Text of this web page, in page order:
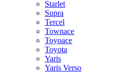
Starlet
Supra
Tercel
Townace
Toyoace
Toyota
Yaris
Yaris Verso